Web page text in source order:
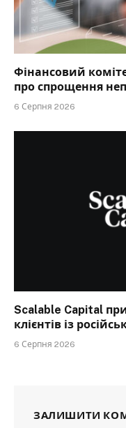
Фінансовий
про спрощення
6 Серпня 2026
Scalable Capital
клієнтів із
6 Серпня 2026
ЗАЛИШИТИ